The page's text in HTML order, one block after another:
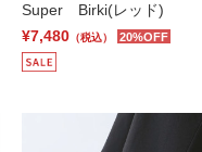
Super Birki(レッド)
¥7,480 （税込） 20%OFF